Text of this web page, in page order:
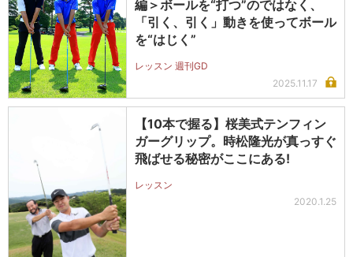
編＞ボールを“打つ”のではなく、
「引く、引く」動きを使ってボール
を“はじく”
レッスン 週刊GD
2025.11.17
【10本で握る】桜美式テンフィン
ガーグリップ。時松隆光が真っすぐ
飛ばせる秘密がここにある!
レッスン
2020.1.25